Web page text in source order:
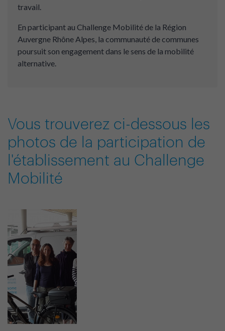
travail.
En participant au Challenge Mobilité de la Région
Auvergne Rhône Alpes, la communauté de communes
poursuit son engagement dans le sens de la mobilité
alternative.
Vous trouverez ci-dessous les
photos de la participation de
l'établissement au Challenge
Mobilité